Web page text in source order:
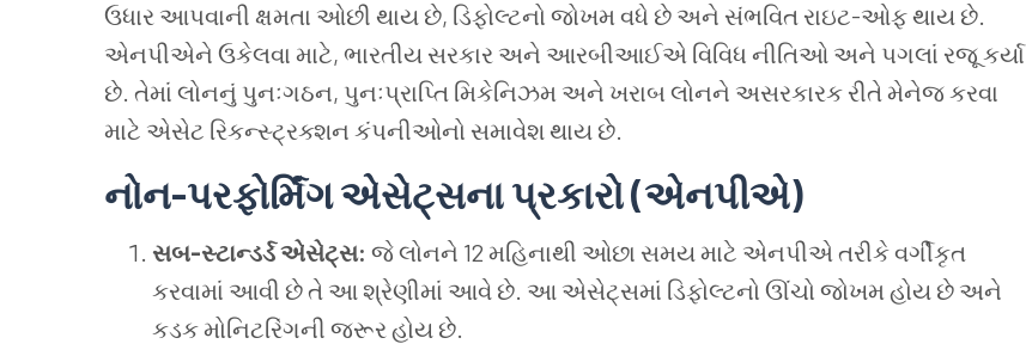
ઉધાર આપવાની ક્ષમતા ઓછી થાય છે, ડિફોલ્ટનો જોખમ વધે છે અને સંભવિત રાઇટ-ઓફ થાય છે.
એનપીએને ઉકેલવા માટે, ભારતીય સરકાર અને આરબીઆઈએ વિવિધ નીતિઓ અને પગલાં રજૂ કર્યા
છે. તેમાં લોનનું પુનઃગઠન, પુનઃપ્રાપ્તિ મિકેનિઝમ અને ખરાબ લોનને અસરકારક રીતે મેનેજ કરવા
માટે એસેટ રિકન્સ્ટ્રક્શન કંપનીઓનો સમાવેશ થાય છે.
નોન-પરફોર્મિંગ એસેટ્સના પ્રકારો (એનપીએ)
સબ-સ્ટાન્ડર્ડ એસેટ્સ: જે લોનને 12 મહિનાથી ઓછા સમય માટે એનપીએ તરીકે વર્ગીકૃત
કરવામાં આવી છે તે આ શ્રેણીમાં આવે છે. આ એસેટ્સમાં ડિફોલ્ટનો ઊંચો જોખમ હોય છે અને
કડક મોનિટરિંગની જરૂર હોય છે.